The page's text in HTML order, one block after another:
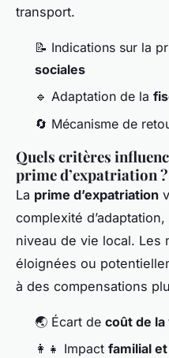
transport.
📝 Indications sur la
sociales
🔹 Adaptation de la
🔄 Mécanisme de
Quels critères
prime d’expatriation ?
La prime d’expatriation
complexité d’adaptation,
niveau de vie local. Les
éloignées ou
à des compensations
🌏 Écart de coût de la
👩‍👧 Impact familial